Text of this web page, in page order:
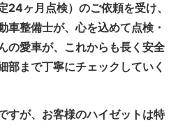
24ヶ月点検）のご依頼を受け、
車整備士が、心を込めて点検・
の愛車が、これからも長く安全
部まで丁寧にチェックしていく
すが、お客様のハイゼットは特